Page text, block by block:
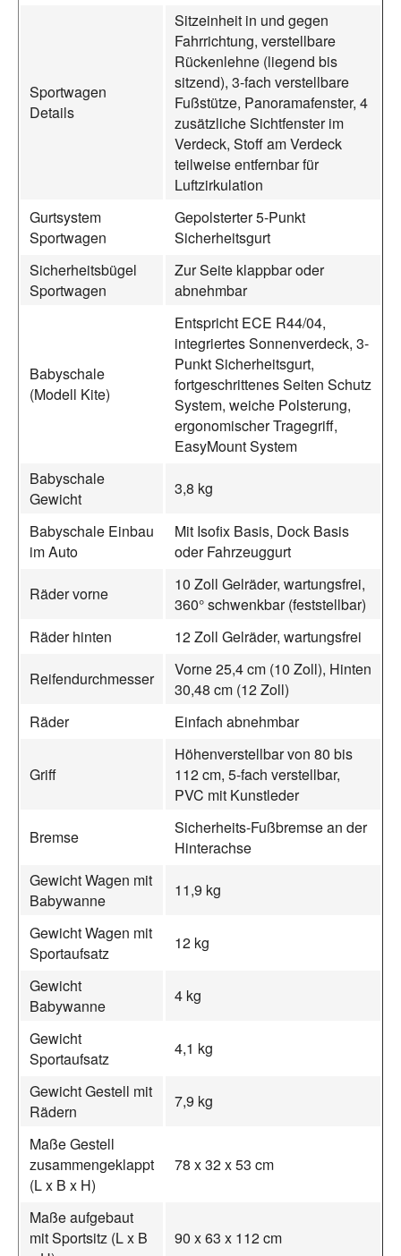
Sportwagen
Details
Sitzeinheit in und gegen
Fahrrichtung, verstellbare
Rückenlehne (liegend bis
sitzend), 3-fach verstellbare
Fußstütze, Panoramafenster, 4
zusätzliche Sichtfenster im
Verdeck, Stoff am Verdeck
teilweise entfernbar für
Luftzirkulation
Gurtsystem
Sportwagen
Gepolsterter 5-Punkt
Sicherheitsgurt
Sicherheitsbügel
Sportwagen
Zur Seite klappbar oder
abnehmbar
Babyschale
(Modell Kite)
Entspricht ECE R44/04,
integriertes Sonnenverdeck, 3-
Punkt Sicherheitsgurt,
fortgeschrittenes Seiten Schutz
System, weiche Polsterung,
ergonomischer Tragegriff,
EasyMount System
Babyschale
Gewicht
3,8 kg
Babyschale Einbau
im Auto
Mit Isofix Basis, Dock Basis
oder Fahrzeuggurt
Räder vorne
10 Zoll Gelräder, wartungsfrei,
360° schwenkbar (feststellbar)
Räder hinten
12 Zoll Gelräder, wartungsfrei
Reifendurchmesser
Vorne 25,4 cm (10 Zoll), Hinten
30,48 cm (12 Zoll)
Räder
Einfach abnehmbar
Griff
Höhenverstellbar von 80 bis
112 cm, 5-fach verstellbar,
PVC mit Kunstleder
Bremse
Sicherheits-Fußbremse an der
Hinterachse
Gewicht Wagen mit
Babywanne
11,9 kg
Gewicht Wagen mit
Sportaufsatz
12 kg
Gewicht
Babywanne
4 kg
Gewicht
Sportaufsatz
4,1 kg
Gewicht Gestell mit
Rädern
7,9 kg
Maße Gestell
zusammengeklappt
(L x B x H)
78 x 32 x 53 cm
Maße aufgebaut
mit Sportsitz (L x B
90 x 63 x 112 cm